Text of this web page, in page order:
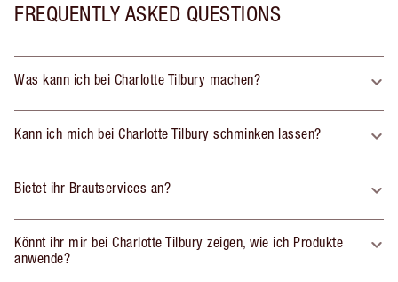
FREQUENTLY ASKED QUESTIONS
Was kann ich bei Charlotte Tilbury machen?
Kann ich mich bei Charlotte Tilbury schminken lassen?
Bietet ihr Brautservices an?
Könnt ihr mir bei Charlotte Tilbury zeigen, wie ich Produkte
anwende?